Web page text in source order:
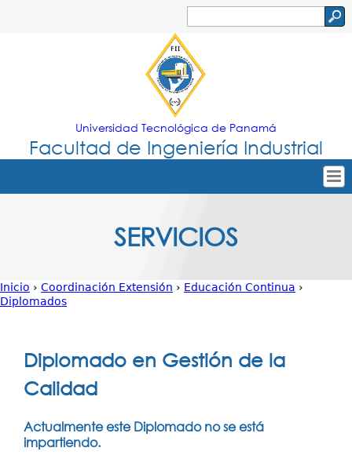
Jump to navigation
de
búsqueda
Universidad Tecnológica de Panamá
Facultad de Ingeniería Industrial
Nuestra Facultad
Secretarías
Investigación
SERVICIOS
Usted
aquí
Inicio › Coordinación Extensión › Educación Continua ›
Diplomados
Diplomado en Gestión de la
Calidad
Actualmente este Diplomado no se está
impartiendo.